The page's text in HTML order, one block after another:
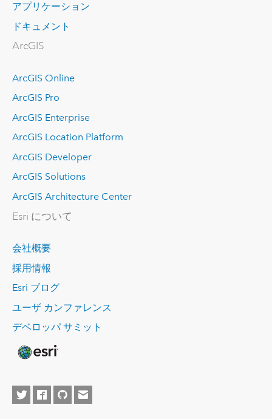
アプリケーション
ドキュメント
ArcGIS
ArcGIS Online
ArcGIS Pro
ArcGIS Enterprise
ArcGIS Location Platform
ArcGIS Developer
ArcGIS Solutions
ArcGIS Architecture Center
Esri について
会社概要
採用情報
Esri ブログ
ユーザ カンファレンス
デベロッパ サミット